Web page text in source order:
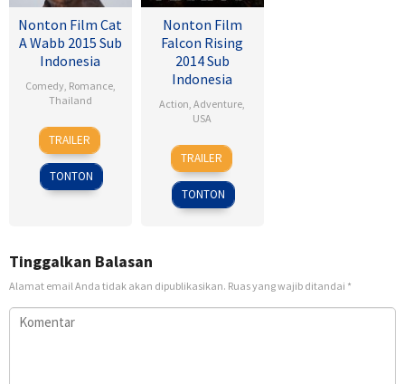
Nonton Film Cat
A Wabb 2015 Sub
Indonesia
Comedy, Romance,
Thailand
4
Mar
2015
Nareubadee
Wetchakam
TRAILER
TONTON
Nonton Film
Falcon Rising
2014 Sub
Indonesia
Action,Adventure,
USA
5
Sep
2014
Ernie
Barbarash
TRAILER
TONTON
Tinggalkan Balasan
Alamat email Anda tidak akan dipublikasikan. Ruas yang wajib ditandai *